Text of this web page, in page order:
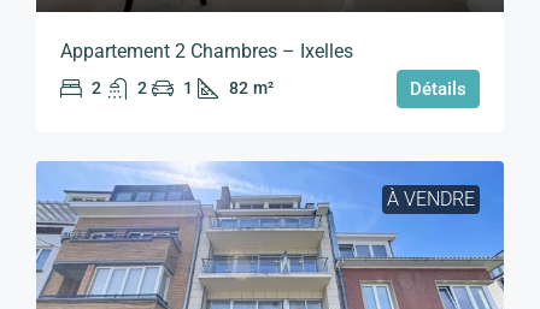
Appartement 2 Chambres – Ixelles
2 2 1 82 m² Détails
À VENDRE